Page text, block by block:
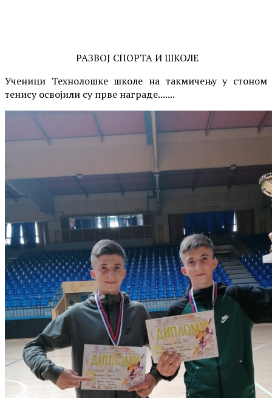
РАЗВОЈ СПОРТА И ШКОЛЕ
Ученици Технолошке школе на такмичењу у стоном
тенису освојили су прве награде.......